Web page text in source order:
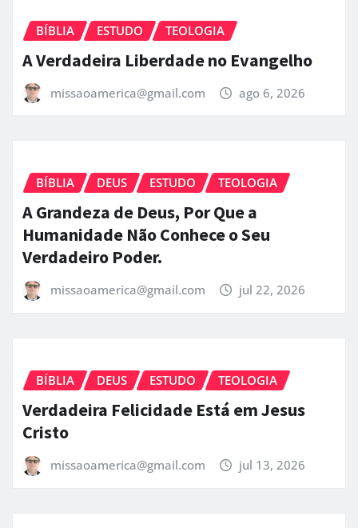
BÍBLIA ESTUDO TEOLOGIA
A Verdadeira Liberdade no Evangelho
missaoamerica@gmail.com ago 6, 2026
BÍBLIA DEUS ESTUDO TEOLOGIA
A Grandeza de Deus, Por Que a
Humanidade Não Conhece o Seu
Verdadeiro Poder.
missaoamerica@gmail.com jul 22, 2026
BÍBLIA DEUS ESTUDO TEOLOGIA
Verdadeira Felicidade Está em Jesus
Cristo
missaoamerica@gmail.com jul 13, 2026